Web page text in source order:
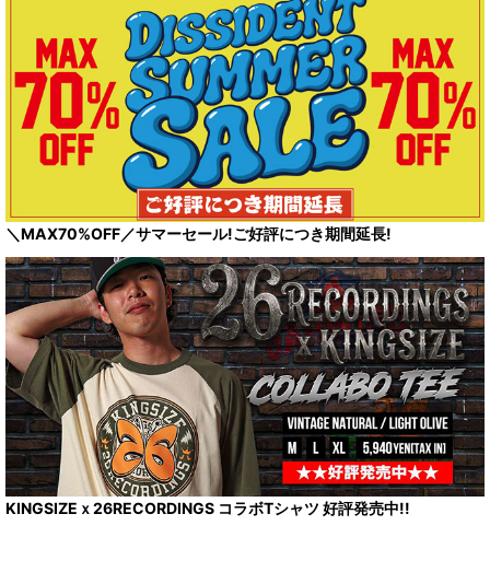
＼MAX70%OFF／サマーセール!ご好評につき期間延長!
KINGSIZEｘ26RECORDINGS コラボTシャツ 好評発売中!!